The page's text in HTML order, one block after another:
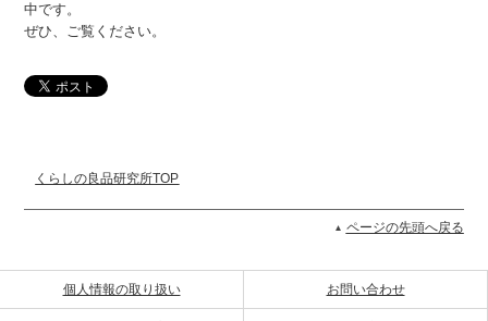
中です。
ぜひ、ご覧ください。
くらしの良品研究所TOP
ページの先頭へ戻る
個人情報の取り扱い お問い合わせ